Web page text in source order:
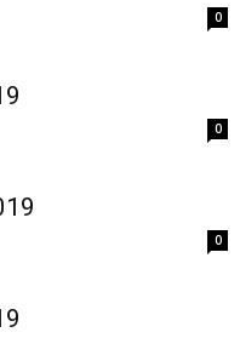
0
0
0